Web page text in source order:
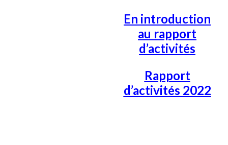
En introduction
au rapport
d’activités
Rapport
d’activités 2022